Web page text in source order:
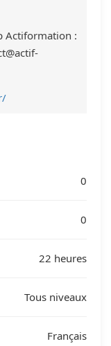
Actiformation :
0
0
22 heures
Tous niveaux
Français